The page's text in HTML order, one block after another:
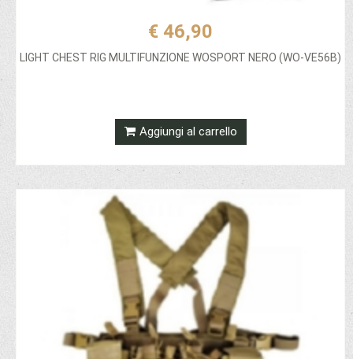
€ 46,90
LIGHT CHEST RIG MULTIFUNZIONE WOSPORT NERO (WO-VE56B)
Aggiungi al carrello